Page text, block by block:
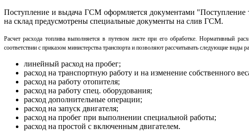
Поступление и выдача ГСМ оформляется документами "Поступление
на склад предусмотрены специальные документы на слив ГСМ.
Расчет расхода топлива выполняется в путевом листе при его обработке. Нормативный
соответствии с приказом министерства транспорта и позволяют рассчитывать следующие виды
линейный расход на пробег;
расход на транспортную работу и на изменение собственного
расход на работу отопителя;
расход на работу спец. оборудования;
расход дополнительные операции;
расход на запуск двигателя;
расход на пробег при выполнении специальной работы;
расход на простой с включенным двигателем.